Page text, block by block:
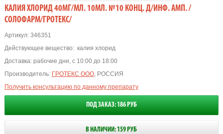
КАЛИЯ ХЛОРИД 40МГ/МЛ. 10МЛ. №10 КОНЦ. Д/ИНФ. АМП. /
СОЛОФАРМ/ГРОТЕКС/
Артикул:346351
Действующее вещество: калия хлорид
Доставка: рабочие дни, с 10:00 до 18:00
Производитель: ГРОТЕКС ООО, РОССИЯ
Получить консультацию по данному препарату
ПОД ЗАКАЗ: 186 РУБ
В НАЛИЧИИ: 159 РУБ